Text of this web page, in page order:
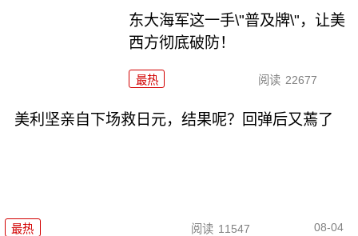
东大海军这一手\"普及牌\"，让美
西方彻底破防！
最热 阅读 22677
美利坚亲自下场救日元，结果呢？回弹后又蔫了
最热 阅读 11547 08-04